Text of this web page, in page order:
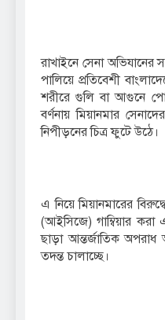
রাখাইনে সেনা ‍অভিযানের
পালিয়ে প্রতিবেশী
শরীরে গুলি বা আগুনে
বর্ণনায় মিয়ানমার
নিপীড়নের চিত্র ফুটে উঠে।
এ নিয়ে মিয়ানমারের
(আইসিজে) গাম্বিয়ার
ছাড়া আন্তর্জাতিক
তদন্ত চালাচ্ছে।